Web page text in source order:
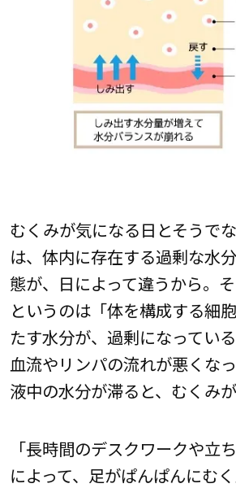
むくみが気になる日とそうで
は、体内に存在する過剰な水
態が、日によって違うから。
というのは「体を構成する細
たす水分が、過剰になってい
血流やリンパの流れが悪くな
液中の水分が滞ると、むくみが
「長時間のデスクワークや立
によって、足がぱんぱんにむ